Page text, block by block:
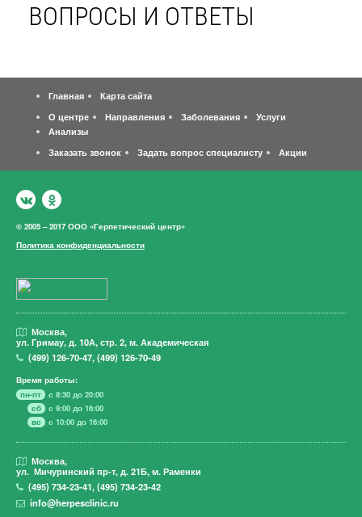
ВОПРОСЫ И ОТВЕТЫ
Главная
Карта сайта
О центре
Направления Заболевания
Услуги
Анализы
Заказать звонок
Задать вопрос специалисту Акции
© 2005 – 2017 ООО «Герпетический центр»
Политика конфиденциальности
Москва,
ул. Гримау, д. 10А, стр. 2, м. Академическая
(499)126-70-47,(499)126-70-49
Время работы:
пн-пт
с 8:30 до 20:00
сб
с 9:00 до 16:00
вс
с 10:00 до 16:00
Москва,
ул. Мичуринский пр-т, д. 21Б, м. Раменки
(495)734-23-41,(495)734-23-42
info@herpesclinic.ru